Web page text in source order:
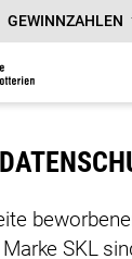
GEWINNZAHLEN
SKL